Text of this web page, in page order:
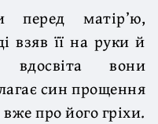
перед матір’ю,
взяв її на руки й
вони
син прощення
про його гріхи.